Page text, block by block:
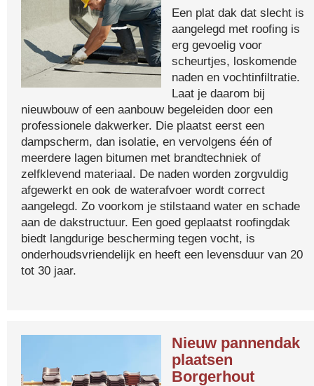
Een plat dak dat slecht is
aangelegd met roofing is
erg gevoelig voor
scheurtjes, loskomende
naden en vochtinfiltratie.
Laat je daarom bij
nieuwbouw of een aanbouw begeleiden door een
professionele dakwerker. Die plaatst eerst een
dampscherm, dan isolatie, en vervolgens één of
meerdere lagen bitumen met brandtechniek of
zelfklevend materiaal. De naden worden zorgvuldig
afgewerkt en ook de waterafvoer wordt correct
aangelegd. Zo voorkom je stilstaand water en schade
aan de dakstructuur. Een goed geplaatst roofingdak
biedt langdurige bescherming tegen vocht, is
onderhoudsvriendelijk en heeft een levensduur van 20
tot 30 jaar.
Nieuw pannendak
plaatsen
Borgerhout